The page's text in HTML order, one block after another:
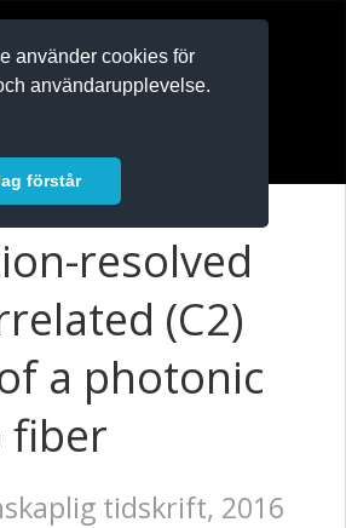
använder cookies för
användarupplevelse.
förstår
resolved
(C2)
a photonic
fiber
tidskrift, 2016